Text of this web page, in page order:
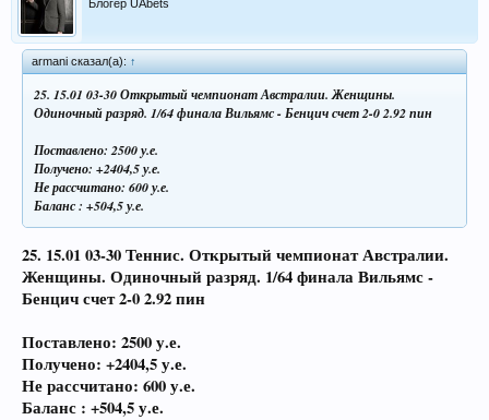
Блогер UAbets
armani сказал(а): ↑
25. 15.01 03-30 Открытый чемпионат Австралии. Женщины.
Одиночный разряд. 1/64 финалаВильямс - Бенцич счет 2-0 2.92 пин
Поставлено: 2500 у.е.
Получено: +2404,5 у.е.
Не рассчитано: 600 у.е.
Баланс : +504,5 у.е.
25. 15.01 03-30 Теннис. Открытый чемпионат Австралии.
Женщины. Одиночный разряд. 1/64 финалаВильямс -
Бенцич счет 2-0 2.92 пин
Поставлено: 2500 у.е.
Получено: +2404,5 у.е.
Не рассчитано: 600 у.е.
Баланс : +504,5 у.е.